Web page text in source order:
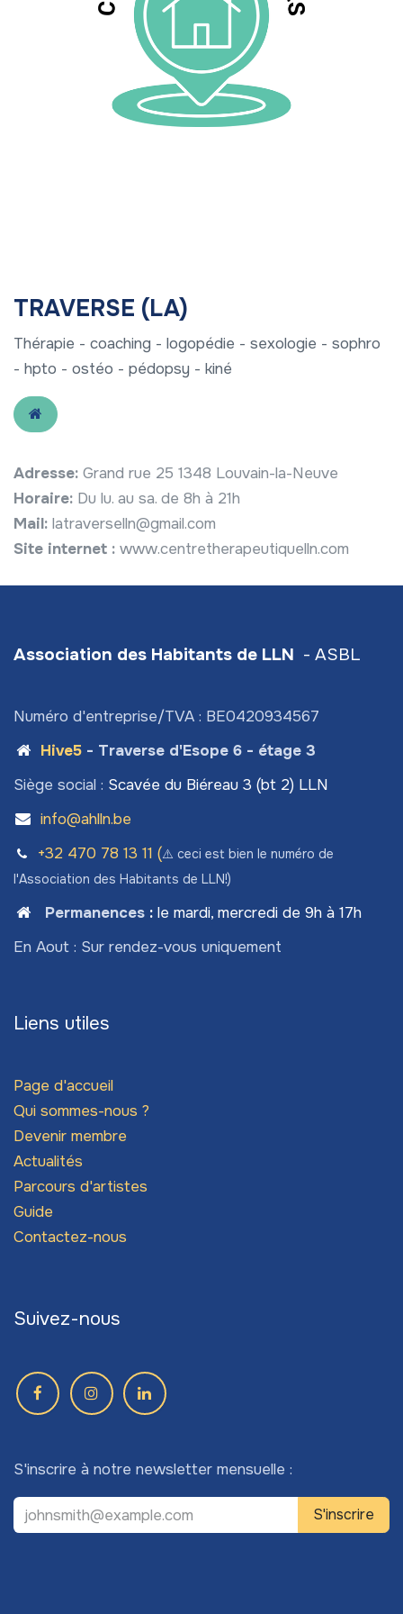
TRAVERSE (LA)
Thérapie - coaching - logopédie - sexologie - sophro
- hpto - ostéo - pédopsy - kiné
Adresse: Grand rue 25 1348 Louvain-la-Neuve
Horaire: Du lu. au sa. de 8h à 21h
Mail: latraverselln@gmail.com
Site internet : www.centretherapeutiquelln.com
Association des Habitants de LLN - ASBL
Numéro d'entreprise/TVA : BE0420934567
Hive5- Traverse d'Esope 6 - étage 3
Siège social : Scavée du Biéreau 3 (bt 2) LLN
info@ahlln.be
+32 470 78​ 13 11 (⚠️ ceci est bien le numéro de
l'Association des Habitants de LLN!)
Permanences: le mardi, mercredi de 9h à 17h
En Aout : Sur rendez-vous uniquement
Liens utiles
Page d'accueil
Qui sommes-nous ?
Devenir membre
Actualités
Parcours d'artistes
Guide
Contactez-nous
Suivez-nous
S'inscrire à notre newsletter mensuelle :
S'inscrire